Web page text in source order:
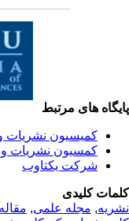
های مرتبط
کمیسیون نشریات
کمسیون نشریات
شرکت یکتاوب
کلیدی
,مجله علمی, مقاله